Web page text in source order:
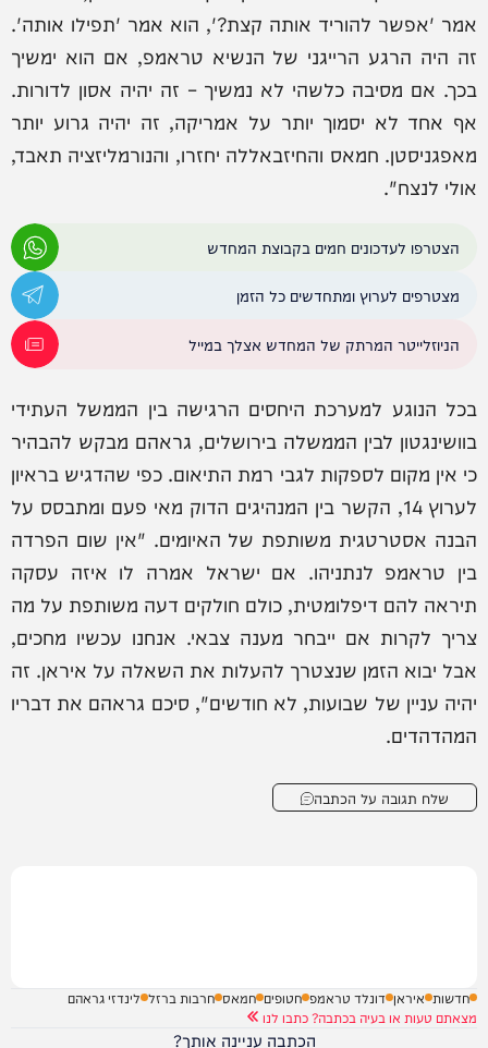
אמר 'אפשר להוריד אותה קצת?', הוא אמר 'תפילו אותה'.
זה היה הרגע הרייגני של הנשיא טראמפ, אם הוא ימשיך
בכך. אם מסיבה כלשהי לא נמשיך – זה יהיה אסון לדורות.
אף אחד לא יסמוך יותר על אמריקה, זה יהיה גרוע יותר
מאפגניסטן. חמאס והחיזבאללה יחזרו, והנורמליזציה תאבד,
אולי לנצח".
הצטרפו לעדכונים חמים בקבוצת המחדש
מצטרפים לערוץ ומתחדשים כל הזמן
הניוזלייטר המרתק של המחדש אצלך במייל
בכל הנוגע למערכת היחסים הרגישה בין הממשל העתידי
בוושינגטון לבין הממשלה בירושלים, גראהם מבקש להבהיר
כי אין מקום לספקות לגבי רמת התיאום. כפי שהדגיש בראיון
לערוץ 14, הקשר בין המנהיגים הדוק מאי פעם ומתבסס על
הבנה אסטרטגית משותפת של האיומים. "אין שום הפרדה
בין טראמפ לנתניהו. אם ישראל אמרה לו איזה עסקה
תיראה להם דיפלומטית, כולם חולקים דעה משותפת על מה
צריך לקרות אם ייבחר מענה צבאי. אנחנו עכשיו מחכים,
אבל יבוא הזמן שנצטרך להעלות את השאלה על איראן. זה
יהיה עניין של שבועות, לא חודשים", סיכם גראהם את דבריו
המהדהדים.
שלח תגובה על הכתבה
חדשות איראן דונלד טראמפ חטופים חמאס חרבות ברזל לינדזי גראהם
מצאתם טעות או בעיה בכתבה? כתבו לנו
הכתבה עניינה אותך?